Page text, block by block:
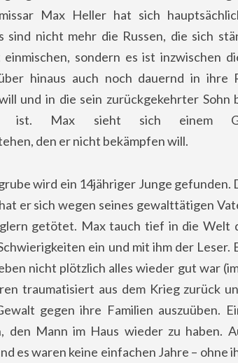
Max Heller hat sich
sind nicht mehr die Russen, die sich
sondern es ist inzwischen
hinaus auch noch dauernd in ihre
und in die sein zurückgekehrter Sohn
ist. Max sieht sich einem
den er nicht bekämpfen will.
wird ein 14jähriger Junge gefunden.
er sich wegen seines gewalttätigen
getötet. Max tauch tief in die Welt
ein und mit ihm der Leser.
nicht plötzlich alles wieder gut war
traumatisiert aus dem Krieg zurück
gegen ihre Familien auszuüben.
den Mann im Haus wieder zu haben.
es waren keine einfachen Jahre – ohne